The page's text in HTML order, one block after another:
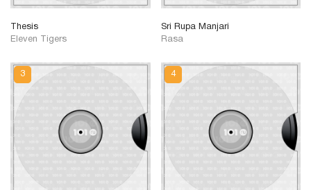
Thesis
Eleven Tigers
Sri Rupa Manjari
Rasa